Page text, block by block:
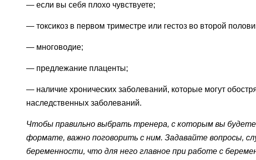
— если вы себя плохо чувствуете;
— токсикоз в первом триместре или гестоз во второй
— многоводие;
— предлежание плаценты;
— наличие хронических заболеваний, которые могут
наследственных заболеваний.
Чтобы правильно выбрать тренера, с которым вы будете
формате, важно поговорить с ним. Задавайте вопросы,
беременности, что для него главное при работе с